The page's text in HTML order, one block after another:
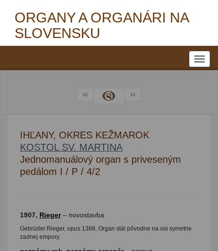
ORGANY A ORGANÁRI NA
SLOVENSKU
IHĽANY, OKRES KEŽMAROK
KOSTOL SV. MARTINA
Jednomanuálový organ s priveseným
pedálom I / P / 4/2
1907, Rieger– novostavba
Gebrüder Rieger, opus 1388. Organ stál pôvodne na osi symetrie
zadnej empory.